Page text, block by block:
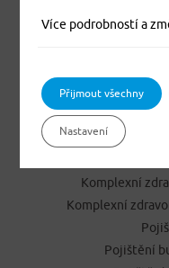
Dětské
Komplexní
Komplexní
Pojištění
Více podrobností a
Přijmout všechny
Nastavení